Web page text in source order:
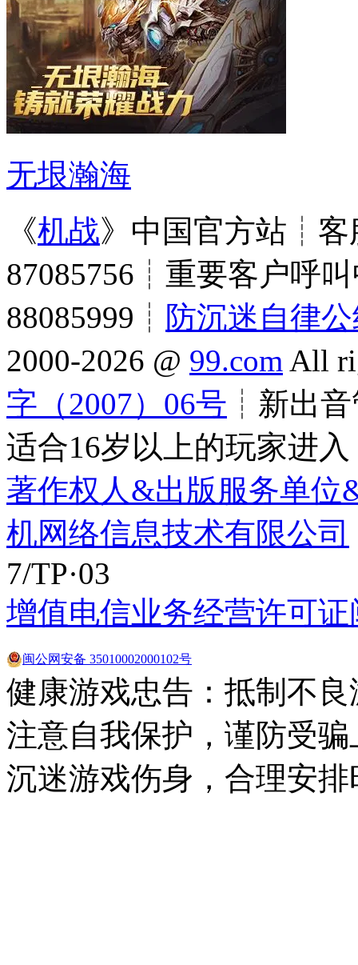
无垠瀚海
《机战》中国官方站┊客
87085756┊重要客户呼
88085999┊ 防沉迷自律
2000-2026 @ 99.com All
字（2007）06号 ┊新出
适合16岁以上的玩家进入
著作权人&出版服务单位
机网络信息技术有限公司
7/TP·03
增值电信业务经营许可证
闽公网安备 35010002000102号
健康游戏忠告：抵制不
注意自我保护，谨防受
沉迷游戏伤身，合理安